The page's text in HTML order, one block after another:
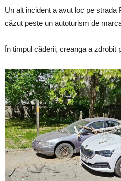
Un alt incident a avut loc pe strada
căzut peste un autoturism de
În timpul căderii, creanga a zdrobit